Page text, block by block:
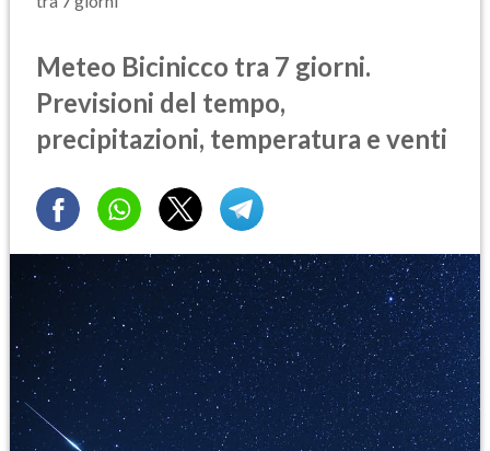
Meteo Bicinicco tra 7 giorni.
Previsioni del tempo,
precipitazioni, temperatura e venti